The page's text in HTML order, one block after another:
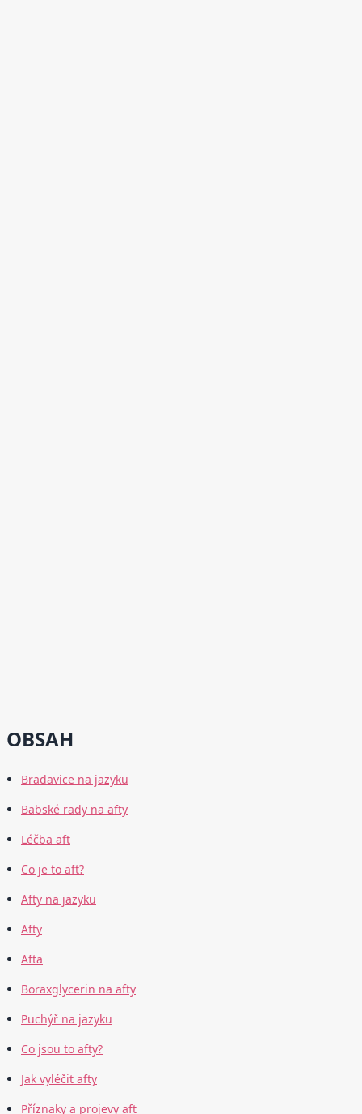
OBSAH
Bradavice na jazyku
Babské rady na afty
Léčba aft
Co je to aft?
Afty na jazyku
Afty
Afta
Boraxglycerin na afty
Puchýř na jazyku
Co jsou to afty?
Jak vyléčit afty
Příznaky a projevy aft